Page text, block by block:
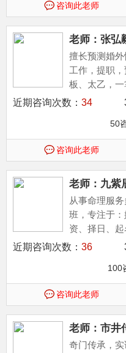
咨询此老师
老师：张弘
擅长预测婚外
工作，提职
板、太乙，
多种预测等
近期咨询次数： 34 30
50
咨询此老师
老师：九紫
从事命理服
班，专注于
资、择日、
福主结缘。
近期咨询次数： 36 30
100
咨询此老师
老师：市井
奇门传承，